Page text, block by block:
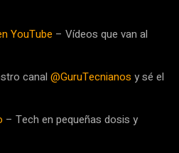
YouTube – Vídeos que van al
canal @GuruTecnianos y sé el
– Tech en pequeñas dosis y